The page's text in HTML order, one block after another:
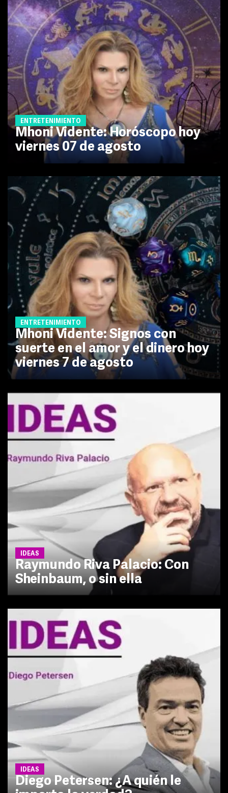
ENTRETENIMIENTO
Mhoni Vidente: Horóscopo hoy
viernes 07 de agosto
ENTRETENIMIENTO
Mhoni Vidente: Signos con
suerte en el amor y el dinero hoy
viernes 7 de agosto
IDEAS
Raymundo Riva Palacio: Con
Sheinbaum, o sin ella
IDEAS
Diego Petersen: ¿A quién le